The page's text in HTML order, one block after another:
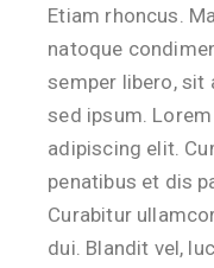
Etiam rhoncus.
natoque
semper libero, sit
sed ipsum.
adipiscing elit.
penatibus et dis
Curabitur
dui. Blandit vel,